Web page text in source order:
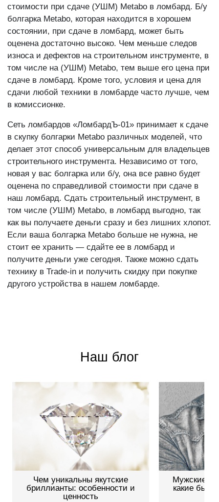
стоимости при сдаче (УШМ) Metabo в ломбард. Б/у
болгарка Metabo, которая находится в хорошем
состоянии, при сдаче в ломбард, может быть
оценена достаточно высоко. Чем меньше следов
износа и дефектов на строительном инструменте, в
том числе на (УШМ) Metabo, тем выше его цена при
сдаче в ломбард. Кроме того, условия и цена для
сдачи любой техники в ломбарде часто лучше, чем
в комиссионке.
Сеть ломбардов «ЛомбардЪ-01» принимает к сдаче
в скупку болгарки Metabo различных моделей, что
делает этот способ универсальным для владельцев
строительного инструмента. Независимо от того,
новая у вас болгарка или б/у, она все равно будет
оценена по справедливой стоимости при сдаче в
наш ломбард. Сдать строительный инструмент, в
том числе (УШМ) Metabo, в ломбард выгодно, так
как вы получаете деньги сразу и без лишних хлопот.
Если ваша болгарка Metabo больше не нужна, не
стоит ее хранить — сдайте ее в ломбард и
получите деньги уже сегодня. Также можно сдать
технику в Trade-in и получить скидку при покупке
другого устройства в нашем ломбарде.
Наш блог
Чем уникальны якутские
бриллианты: особенности и
ценность
Мужские
какие